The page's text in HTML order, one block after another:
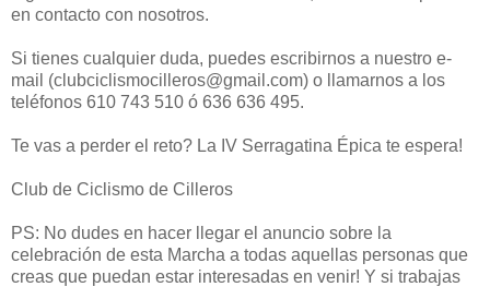
en contacto con nosotros.
Si tienes cualquier duda, puedes escribirnos a nuestro e-
mail (clubciclismocilleros@gmail.com) o llamarnos a los
teléfonos 610 743 510 ó 636 636 495.
Te vas a perder el reto? La IV Serragatina Épica te espera!
Club de Ciclismo de Cilleros
PS: No dudes en hacer llegar el anuncio sobre la
celebración de esta Marcha a todas aquellas personas que
creas que puedan estar interesadas en venir! Y si trabajas